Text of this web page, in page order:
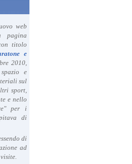
web
pagina
titolo
e
2010,
e
sul
sport,
e nello
per i
di
di
ad